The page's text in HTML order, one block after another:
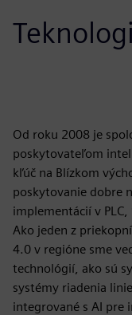
Od roku 2008 je
poskytovateľom
kľúč na Blízkom
poskytovanie dobre
implementácií v
Ako jeden z
4.0 v regióne sme
technológií, ako sú
systémy riadenia
integrované s AI pre